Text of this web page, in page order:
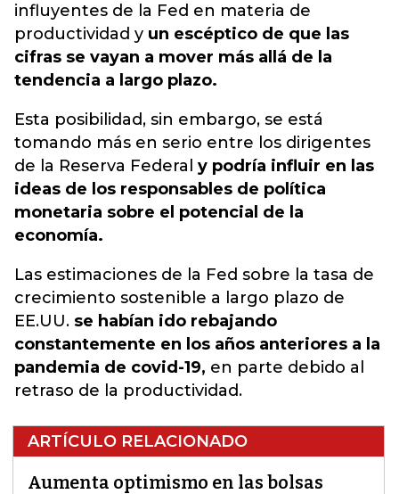
influyentes de la Fed en materia de
productividad y un escéptico de que las
cifras se vayan a mover más allá de la
tendencia a largo plazo.
Esta posibilidad, sin embargo, se está
tomando más en serio entre los dirigentes
de la Reserva Federal y podría influir en las
ideas de los responsables de política
monetaria sobre el potencial de la
economía.
Las estimaciones de la Fed sobre la tasa de
crecimiento sostenible a largo plazo de
EE.UU. se habían ido rebajando
constantemente en los años anteriores a la
pandemia de covid-19, en parte debido al
retraso de la productividad.
ARTÍCULO RELACIONADO
Aumenta optimismo en las bolsas